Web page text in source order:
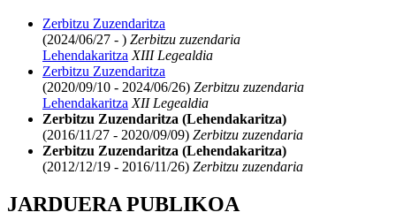
Zerbitzu Zuzendaritza
(2024/06/27 - ) Zerbitzu zuzendaria
Lehendakaritza XIII Legealdia
Zerbitzu Zuzendaritza
(2020/09/10 - 2024/06/26) Zerbitzu zuzendaria
Lehendakaritza XII Legealdia
Zerbitzu Zuzendaritza (Lehendakaritza)
(2016/11/27 - 2020/09/09) Zerbitzu zuzendaria
Zerbitzu Zuzendaritza (Lehendakaritza)
(2012/12/19 - 2016/11/26) Zerbitzu zuzendaria
JARDUERA PUBLIKOA